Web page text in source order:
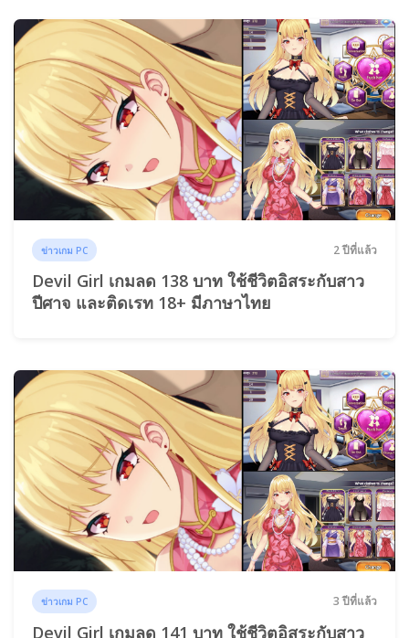
ข่าวเกม PC 2 ปีที่แล้ว
Devil Girl เกมลด 138 บาท ใช้ชีวิตอิสระกับสาว
ปีศาจ และติดเรท 18+ มีภาษาไทย
ข่าวเกม PC 3 ปีที่แล้ว
Devil Girl เกมลด 141 บาท ใช้ชีวิตอิสระกับสาว